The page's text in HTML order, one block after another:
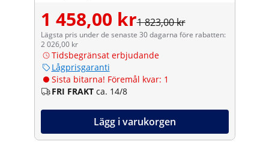
1 458,00 kr1 823,00 kr
Lägsta pris under de senaste 30 dagarna före rabatten:
2 026,00 kr
Tidsbegränsat erbjudande
Lågprisgaranti
Sista bitarna! Föremål kvar: 1
FRI FRAKT ca. 14/8
Lägg i varukorgen